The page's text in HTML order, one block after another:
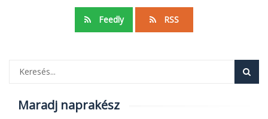
Feedly RSS
Maradj naprakész